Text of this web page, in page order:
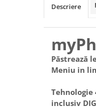
Descriere
Păstrează
Meniu in
inclusiv